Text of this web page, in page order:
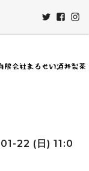
22 (日) 11:0